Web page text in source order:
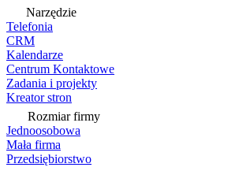
Narzędzie
Telefonia
CRM
Kalendarze
Centrum Kontaktowe
Zadania i projekty
Kreator stron
Rozmiar firmy
Jednoosobowa
Mała firma
Przedsiębiorstwo